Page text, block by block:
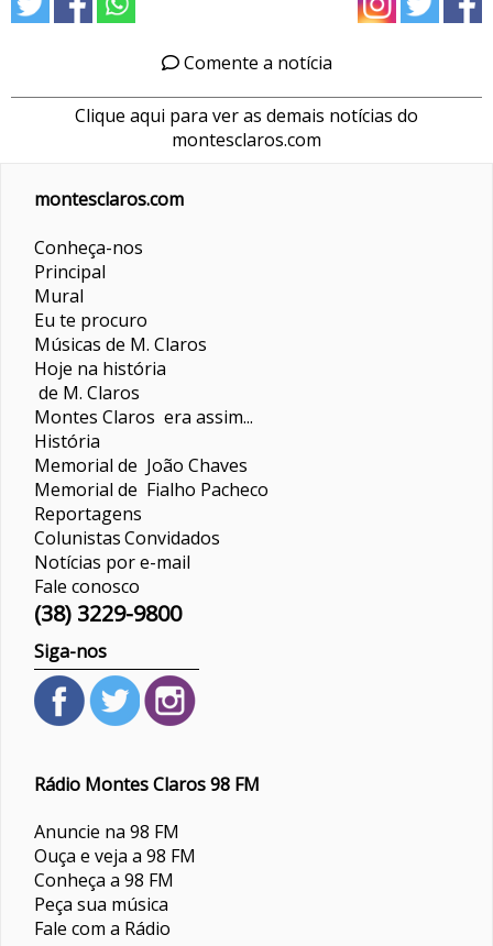
Comente a notícia
Clique aqui para ver as demais notícias do
montesclaros.com
montesclaros.com
Conheça-nos
Principal
Mural
Eu te procuro
Músicas de M. Claros
Hoje na história
de M. Claros
Montes Claros era assim...
História
Memorial de João Chaves
Memorial de Fialho Pacheco
Reportagens
ColunistasConvidados
Notícias por e-mail
Fale conosco
(38) 3229-9800
Siga-nos
Rádio Montes Claros 98 FM
Anuncie na 98 FM
Ouça e veja a 98 FM
Conheça a 98 FM
Peça sua música
Fale com a Rádio